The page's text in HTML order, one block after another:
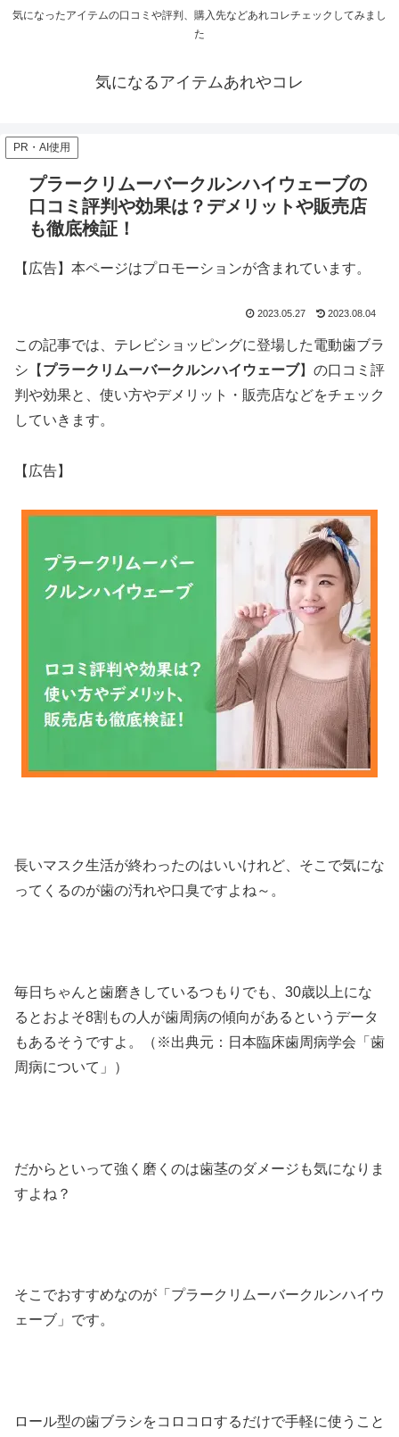
気になったアイテムの口コミや評判、購入先などあれコレチェックしてみまし
た
気になるアイテムあれやコレ
PR・AI使用
プラークリムーバークルンハイウェーブの
口コミ評判や効果は？デメリットや販売店
も徹底検証！
【広告】本ページはプロモーションが含まれています。
2023.05.27 2023.08.04
この記事では、テレビショッピングに登場した電動歯ブラ
シ【 プラークリムーバークルンハイウェーブ】の口コミ評
判や効果と、使い方やデメリット・販売店などをチェック
していきます。
【広告】
長いマスク生活が終わったのはいいけれど、そこで気にな
ってくるのが歯の汚れや口臭ですよね～。
毎日ちゃんと歯磨きしているつもりでも、30歳以上にな
るとおよそ8割もの人が歯周病の傾向があるというデータ
もあるそうですよ。（※出典元：日本臨床歯周病学会「歯
周病について」）
だからといって強く磨くのは歯茎のダメージも気になりま
すよね？
そこでおすすめなのが「プラークリムーバークルンハイウ
ェーブ」です。
ロール型の歯ブラシをコロコロするだけで手軽に使うこと